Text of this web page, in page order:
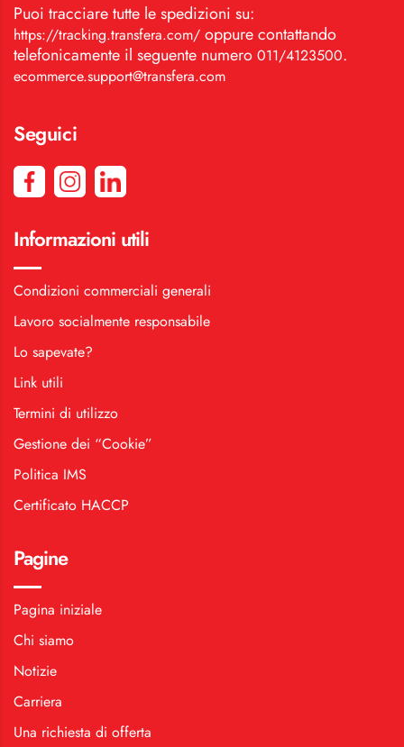
Puoi tracciare tutte le spedizioni su:
https://tracking.transfera.com/ oppure contattando
telefonicamente il seguente numero 011/4123500.
ecommerce.support@transfera.com
Seguici
Informazioni utili
Condizioni commerciali generali
Lavoro socialmente responsabile
Lo sapevate?
Link utili
Termini di utilizzo
Gestione dei “Cookie”
Politica IMS
Certificato HACCP
Pagine
Pagina iniziale
Chi siamo
Notizie
Carriera
Una richiesta di offerta